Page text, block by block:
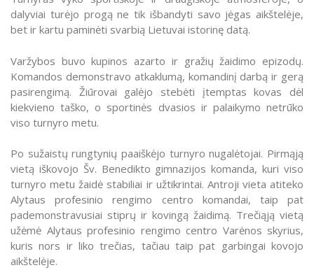
dalyviai turėjo progą ne tik išbandyti savo jėgas aikštelėje,
bet ir kartu paminėti svarbią Lietuvai istorinę datą.
Varžybos buvo kupinos azarto ir gražių žaidimo epizodų.
Komandos demonstravo atkaklumą, komandinį darbą ir gerą
pasirengimą. Žiūrovai galėjo stebėti įtemptas kovas dėl
kiekvieno taško, o sportinės dvasios ir palaikymo netrūko
viso turnyro metu.
Po sužaistų rungtynių paaiškėjo turnyro nugalėtojai. Pirmąją
vietą iškovojo Šv. Benedikto gimnazijos komanda, kuri viso
turnyro metu žaidė stabiliai ir užtikrintai. Antroji vieta atiteko
Alytaus profesinio rengimo centro komandai, taip pat
pademonstravusiai stiprų ir kovingą žaidimą. Trečiąją vietą
užėmė Alytaus profesinio rengimo centro Varėnos skyrius,
kuris nors ir liko trečias, tačiau taip pat garbingai kovojo
aikštelėje.